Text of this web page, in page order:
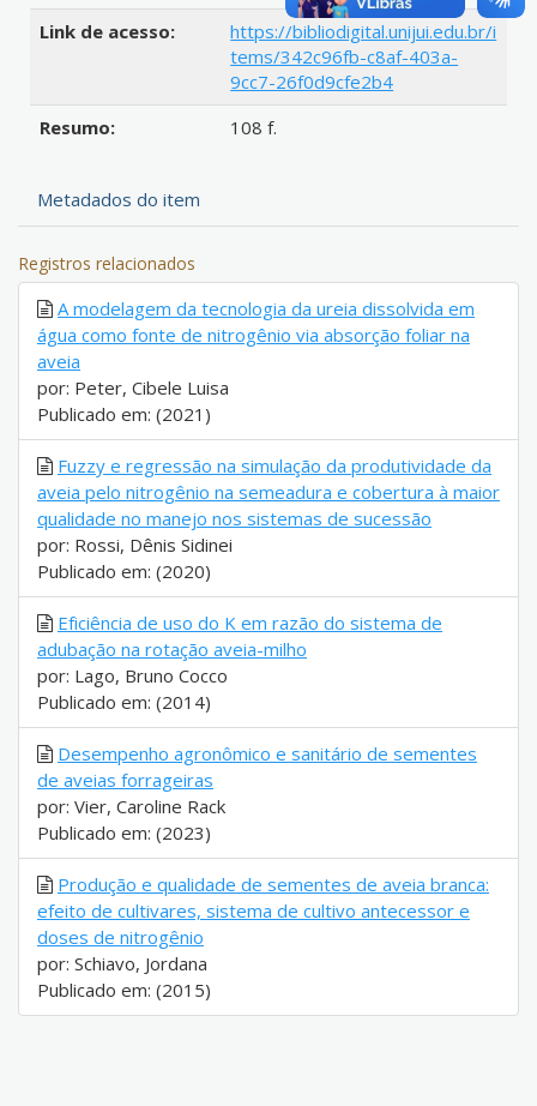
Link de acesso:
https://bibliodigital.unijui.edu.br/i
tems/342c96fb-c8af-403a-
9cc7-26f0d9cfe2b4
Resumo:
108 f.
Metadados do item
Registros relacionados
A modelagem da tecnologia da ureia dissolvida em
água como fonte de nitrogênio via absorção foliar na
aveia
por: Peter, Cibele Luisa
Publicado em: (2021)
Fuzzy e regressão na simulação da produtividade da
aveia pelo nitrogênio na semeadura e cobertura à maior
qualidade no manejo nos sistemas de sucessão
por: Rossi, Dênis Sidinei
Publicado em: (2020)
Eficiência de uso do K em razão do sistema de
adubação na rotação aveia-milho
por: Lago, Bruno Cocco
Publicado em: (2014)
Desempenho agronômico e sanitário de sementes
de aveias forrageiras
por: Vier, Caroline Rack
Publicado em: (2023)
Produção e qualidade de sementes de aveia branca:
efeito de cultivares, sistema de cultivo antecessor e
doses de nitrogênio
por: Schiavo, Jordana
Publicado em: (2015)